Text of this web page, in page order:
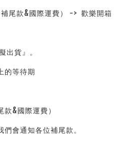
尾款&國際運費） ->  歡樂開箱
出貨』。
的等待期
&國際運費）
會通知各位補尾款。